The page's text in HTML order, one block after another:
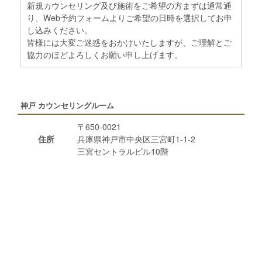
新規カウンセリング及び施術をご希望の方まずは通常通
り、Web予約フォームよりご希望の日時を選択してお申
し込みください。
皆様には大変ご迷惑をおかけいたしますが、ご理解とご
協力のほどよろしくお願い申し上げます。
神戸 カウンセリングルーム
住所
〒650-0021
兵庫県神戸市中央区三宮町1-1-2
三宮セントラルビル10階